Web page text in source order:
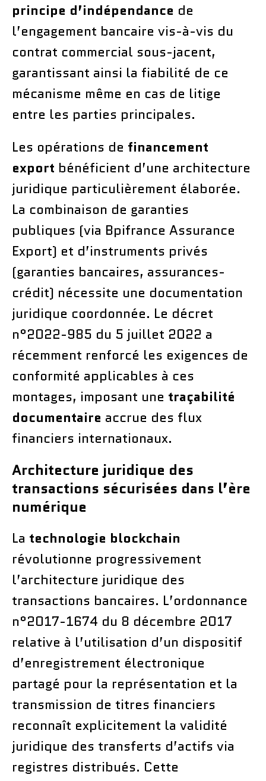
principe d’indépendance de
l’engagement bancaire vis-à-vis du
contrat commercial sous-jacent,
garantissant ainsi la fiabilité de ce
mécanisme même en cas de litige
entre les parties principales.
Les opérations de financement
export bénéficient d’une architecture
juridique particulièrement élaborée.
La combinaison de garanties
publiques (via Bpifrance Assurance
Export) et d’instruments privés
(garanties bancaires, assurances-
crédit) nécessite une documentation
juridique coordonnée. Le décret
n°2022-985 du 5 juillet 2022 a
récemment renforcé les exigences de
conformité applicables à ces
montages, imposant une traçabilité
documentaire accrue des flux
financiers internationaux.
Architecture juridique des
transactions sécurisées dans l’ère
numérique
La technologie blockchain
révolutionne progressivement
l’architecture juridique des
transactions bancaires. L’ordonnance
n°2017-1674 du 8 décembre 2017
relative à l’utilisation d’un dispositif
d’enregistrement électronique
partagé pour la représentation et la
transmission de titres financiers
reconnaît explicitement la validité
juridique des transferts d’actifs via
registres distribués. Cette